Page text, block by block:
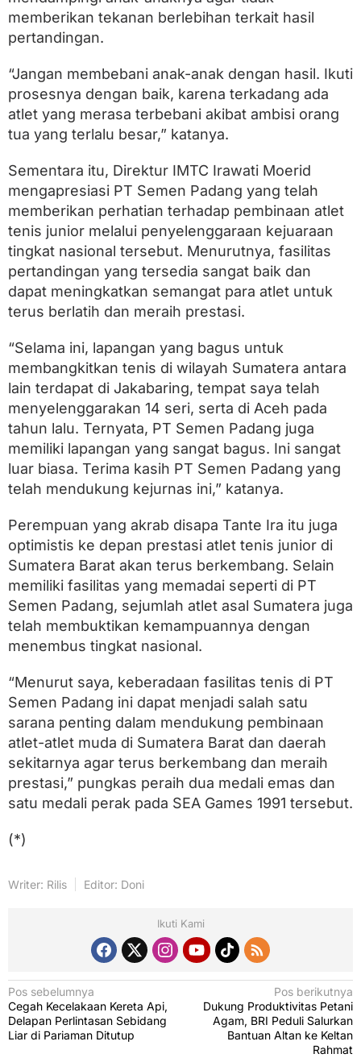
memberikan tekanan berlebihan terkait hasil
pertandingan.
“Jangan membebani anak-anak dengan hasil. Ikuti
prosesnya dengan baik, karena terkadang ada
atlet yang merasa terbebani akibat ambisi orang
tua yang terlalu besar,” katanya.
Sementara itu, Direktur IMTC Irawati Moerid
mengapresiasi PT Semen Padang yang telah
memberikan perhatian terhadap pembinaan atlet
tenis junior melalui penyelenggaraan kejuaraan
tingkat nasional tersebut. Menurutnya, fasilitas
pertandingan yang tersedia sangat baik dan
dapat meningkatkan semangat para atlet untuk
terus berlatih dan meraih prestasi.
“Selama ini, lapangan yang bagus untuk
membangkitkan tenis di wilayah Sumatera antara
lain terdapat di Jakabaring, tempat saya telah
menyelenggarakan 14 seri, serta di Aceh pada
tahun lalu. Ternyata, PT Semen Padang juga
memiliki lapangan yang sangat bagus. Ini sangat
luar biasa. Terima kasih PT Semen Padang yang
telah mendukung kejurnas ini,” katanya.
Perempuan yang akrab disapa Tante Ira itu juga
optimistis ke depan prestasi atlet tenis junior di
Sumatera Barat akan terus berkembang. Selain
memiliki fasilitas yang memadai seperti di PT
Semen Padang, sejumlah atlet asal Sumatera juga
telah membuktikan kemampuannya dengan
menembus tingkat nasional.
“Menurut saya, keberadaan fasilitas tenis di PT
Semen Padang ini dapat menjadi salah satu
sarana penting dalam mendukung pembinaan
atlet-atlet muda di Sumatera Barat dan daerah
sekitarnya agar terus berkembang dan meraih
prestasi,” pungkas peraih dua medali emas dan
satu medali perak pada SEA Games 1991 tersebut.
(*)
Writer: Rilis Editor: Doni
Ikuti Kami
N
a
v
Pos sebelumnya
Cegah Kecelakaan Kereta Api,
Delapan Perlintasan Sebidang
Liar di Pariaman Ditutup
Pos berikutnya
Dukung Produktivitas Petani
Agam, BRI Peduli Salurkan
Bantuan Altan ke Keltan
Rahmat